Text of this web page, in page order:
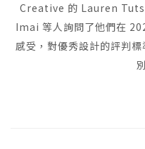
Creative 的 Lauren
Imai 等人詢問了他們在
感受，對優秀設計的評判